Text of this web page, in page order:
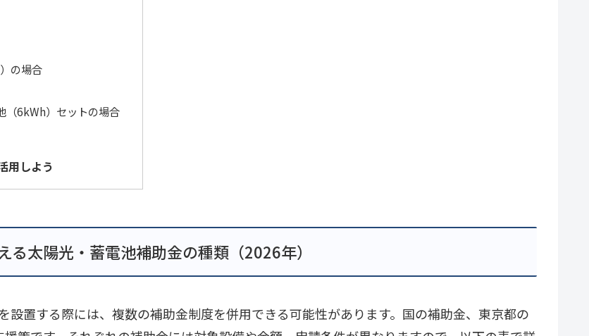
の場合
（6kWh）セットの場合
用しよう
る太陽光・蓄電池補助金の種類（2026年）
置する際には、複数の補助金制度を併用できる可能性があります。国の補助金、東京都の